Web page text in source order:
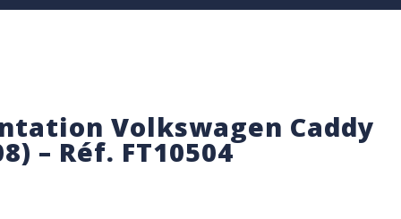
Volkswagen Caddy
– Réf. FT10504